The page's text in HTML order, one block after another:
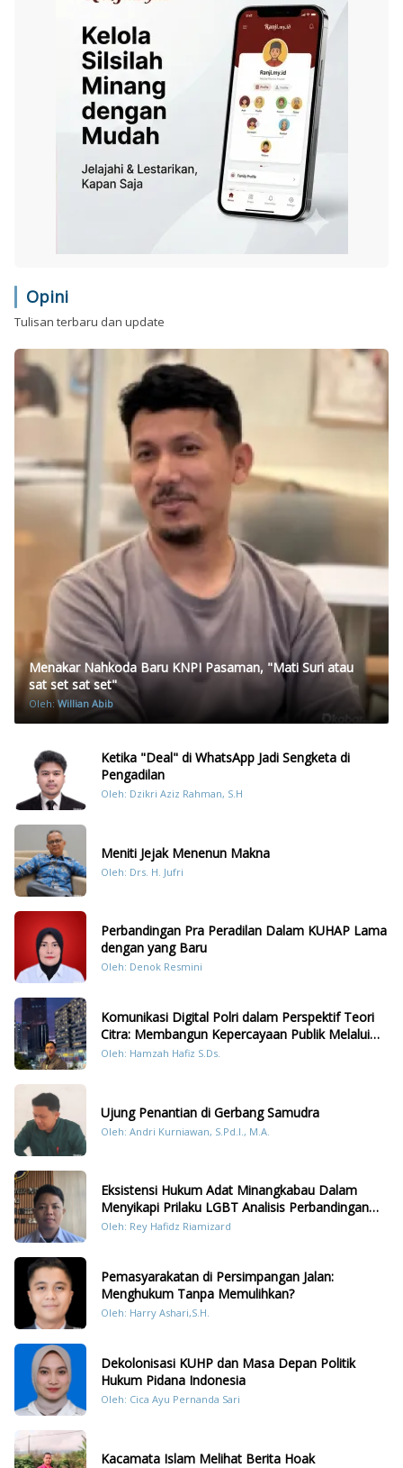
Opini
Tulisan terbaru dan update
Menakar Nahkoda Baru KNPI Pasaman, "Mati Suri atau
sat set sat set"
Oleh:Willian Abib
Ketika "Deal" di WhatsApp Jadi Sengketa di
Pengadilan
Oleh: Dzikri Aziz Rahman, S.H
Meniti Jejak Menenun Makna
Oleh: Drs. H. Jufri
Perbandingan Pra Peradilan Dalam KUHAP Lama
dengan yang Baru
Oleh: Denok Resmini
Komunikasi Digital Polri dalam Perspektif Teori
Citra: Membangun Kepercayaan Publik Melalui
Konten Humanis Kesiapsiagaan Bencana di
Oleh: Hamzah Hafiz S.Ds.
Ujung Penantian di Gerbang Samudra
Oleh: Andri Kurniawan, S.Pd.I., M.A.
Eksistensi Hukum Adat Minangkabau Dalam
Menyikapi Prilaku LGBT Analisis Perbandingan
Dengan Hukum Pidana
Oleh: Rey Hafidz Riamizard
Pemasyarakatan di Persimpangan Jalan:
Menghukum Tanpa Memulihkan?
Oleh: Harry Ashari,S.H.
Dekolonisasi KUHP dan Masa Depan Politik
Hukum Pidana Indonesia
Oleh: Cica Ayu Pernanda Sari
Kacamata Islam Melihat Berita Hoak